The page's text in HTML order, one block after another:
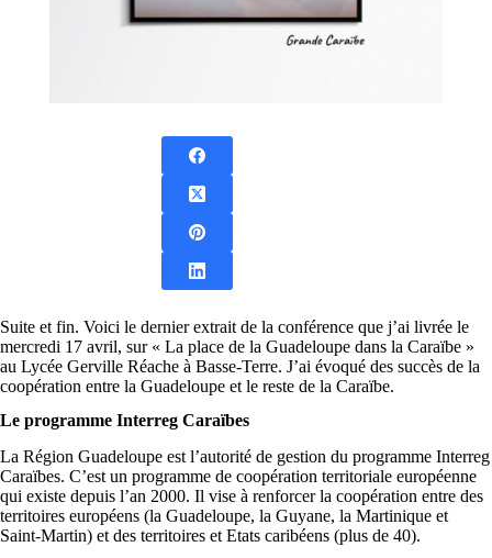
Suite et fin. Voici le dernier extrait de la conférence que j’ai livrée le
mercredi 17 avril, sur « La place de la Guadeloupe dans la Caraïbe »
au Lycée Gerville Réache à Basse-Terre. J’ai évoqué des succès de la
coopération entre la Guadeloupe et le reste de la Caraïbe.
Le programme Interreg Caraïbes
La Région Guadeloupe est l’autorité de gestion du programme Interreg
Caraïbes. C’est un programme de coopération territoriale européenne
qui existe depuis l’an 2000. Il vise à renforcer la coopération entre des
territoires européens (la Guadeloupe, la Guyane, la Martinique et
Saint-Martin) et des territoires et Etats caribéens (plus de 40).